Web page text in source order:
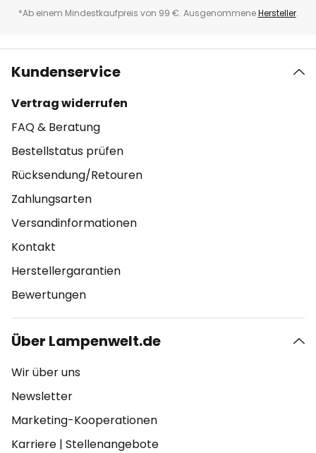
*Ab einem Mindestkaufpreis von 99 €. AusgenommeneHersteller.
Kundenservice
Vertrag widerrufen
FAQ & Beratung
Bestellstatus prüfen
Rücksendung/Retouren
Zahlungsarten
Versandinformationen
Kontakt
Herstellergarantien
Bewertungen
Über Lampenwelt.de
Wir über uns
Newsletter
Marketing-Kooperationen
Karriere | Stellenangebote